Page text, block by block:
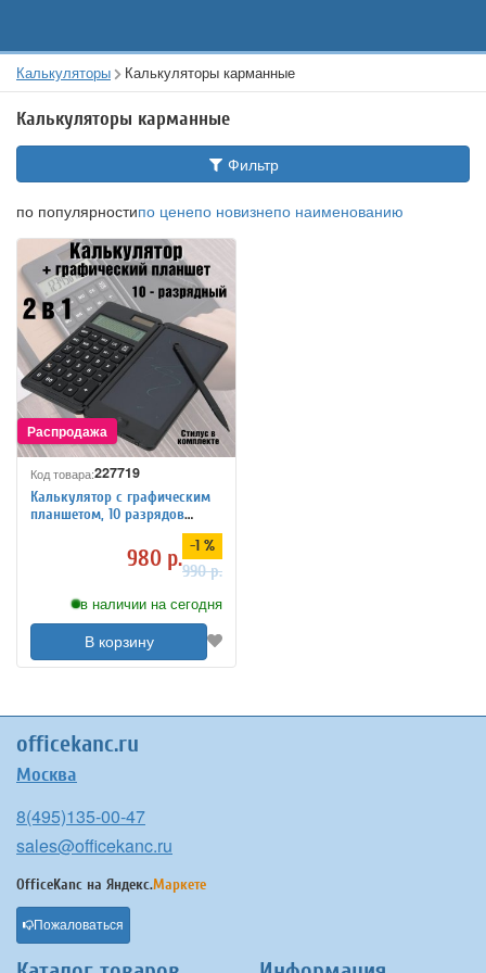
Калькуляторы Калькуляторы карманные
Калькуляторы карманные
Фильтр
по популярностипо ценепо новизнепо наименованию
Код товара:227719
Калькулятор с графическим
планшетом, 10 разрядов
980 р. -1 %
990 р.
в наличии на сегодня
В корзину
officekanc.ru
Москва
8(495)135-00-47
sales@officekanc.ru
OfficeKanc на Яндекс.Маркете
Пожаловаться